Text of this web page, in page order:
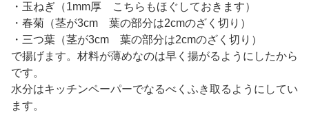
・玉ねぎ（1mm厚 こちらもほぐしておきます）
・春菊（茎が3cm 葉の部分は2cmのざく切り）
・三つ葉（茎が3cm 葉の部分は2cmのざく切り）
で揚げます。材料が薄めなのは早く揚がるようにしたから
です。
水分はキッチンペーパーでなるべくふき取るようにしてい
ます。